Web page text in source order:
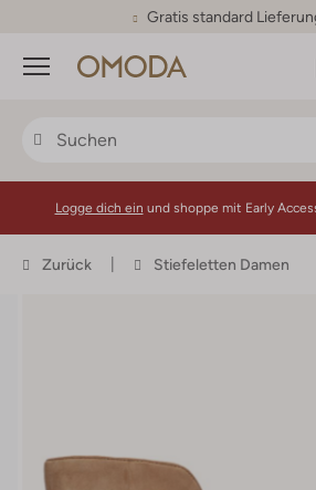
30 Tage
Menü
Logge dich ein und shoppe mit Early
Zurück Stiefeletten Damen